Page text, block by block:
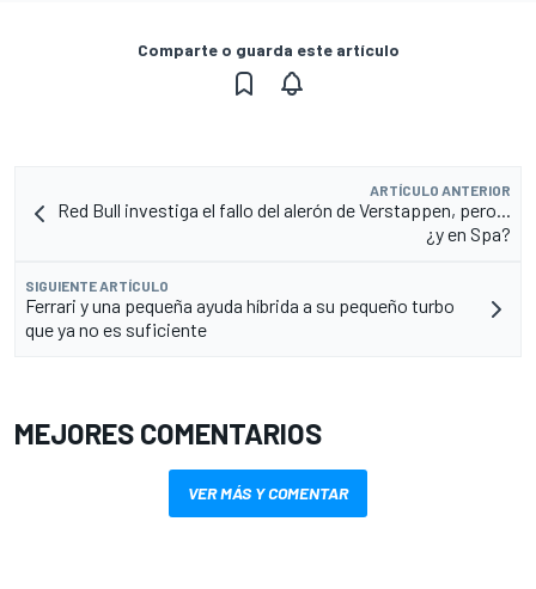
Comparte o guarda este artículo
ARTÍCULO ANTERIOR
Red Bull investiga el fallo del alerón de Verstappen, pero...
¿y en Spa?
SIGUIENTE ARTÍCULO
Ferrari y una pequeña ayuda híbrida a su pequeño turbo
que ya no es suficiente
MEJORES COMENTARIOS
VER MÁS Y COMENTAR